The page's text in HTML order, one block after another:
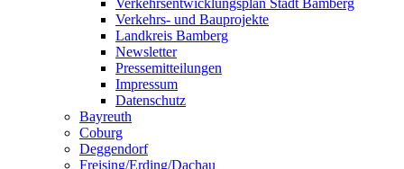
Verkehrsentwicklungsplan Stadt Bamberg
Verkehrs- und Bauprojekte
Landkreis Bamberg
Newsletter
Pressemitteilungen
Impressum
Datenschutz
Bayreuth
Coburg
Deggendorf
Freising/Erding/Dachau